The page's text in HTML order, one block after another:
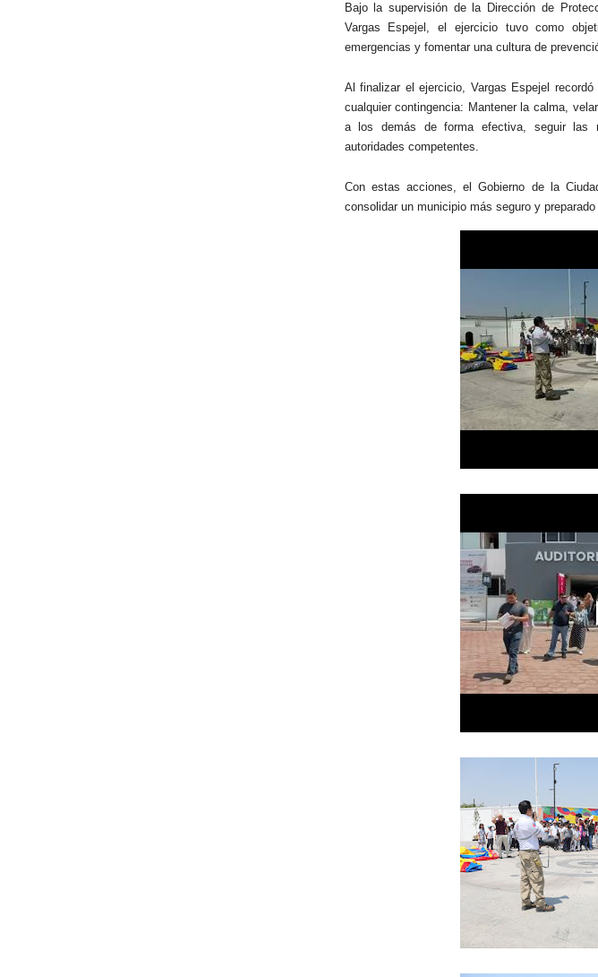
Bajo la supervisión de la Dirección de
Vargas Espejel, el ejercicio tuvo como
emergencias y fomentar una cultura de
Al finalizar el ejercicio, Vargas Espejel
cualquier contingencia: Mantener la calma,
a los demás de forma efectiva, seguir las
autoridades competentes.
Con estas acciones, el Gobierno de la
consolidar un municipio más seguro y